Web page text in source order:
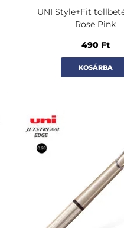
UNI Style+Fit
Rose Pink
490 Ft
KOSÁRBA